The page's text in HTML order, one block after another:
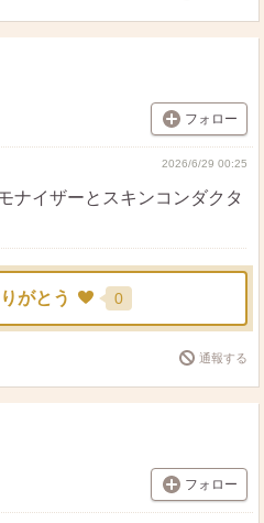
フォロー
2026/6/29 00:25
ナイザーとスキンコンダクタ
がとう 0
通報する
フォロー